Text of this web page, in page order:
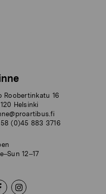
Roobertinkatu 16
Helsinki
(0)45 883 3716
12–17